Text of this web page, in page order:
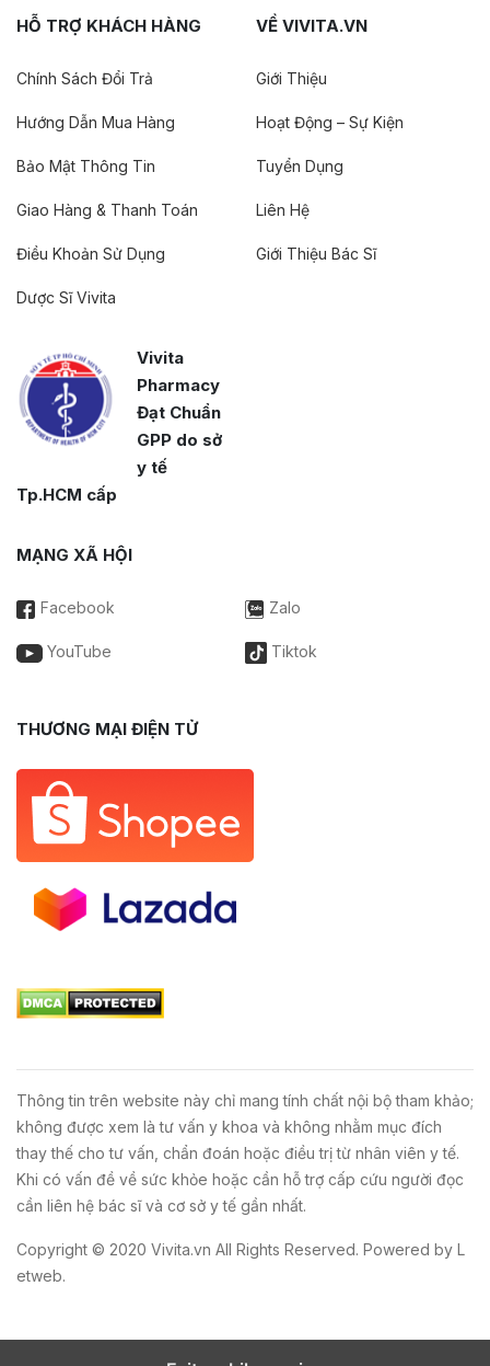
HỖ TRỢ KHÁCH HÀNG
Chính Sách Đổi Trả
Hướng Dẫn Mua Hàng
Bảo Mật Thông Tin
Giao Hàng & Thanh Toán
Điều Khoản Sử Dụng
Dược Sĩ Vivita
Vivita
Pharmacy
Đạt Chuẩn
GPP do sở
y tế
Tp.HCM cấp
VỀ VIVITA.VN
Giới Thiệu
Hoạt Động – Sự Kiện
Tuyển Dụng
Liên Hệ
Giới Thiệu Bác Sĩ
MẠNG XÃ HỘI
Facebook Zalo
YouTube Tiktok
THƯƠNG MẠI ĐIỆN TỬ
Thông tin trên website này chỉ mang tính chất nội bộ tham khảo;
không được xem là tư vấn y khoa và không nhằm mục đích
thay thế cho tư vấn, chẩn đoán hoặc điều trị từ nhân viên y tế.
Khi có vấn đề về sức khỏe hoặc cần hỗ trợ cấp cứu người đọc
cần liên hệ bác sĩ và cơ sở y tế gần nhất.
Copyright © 2020 Vivita.vn All Rights Reserved. Powered by L
etweb.